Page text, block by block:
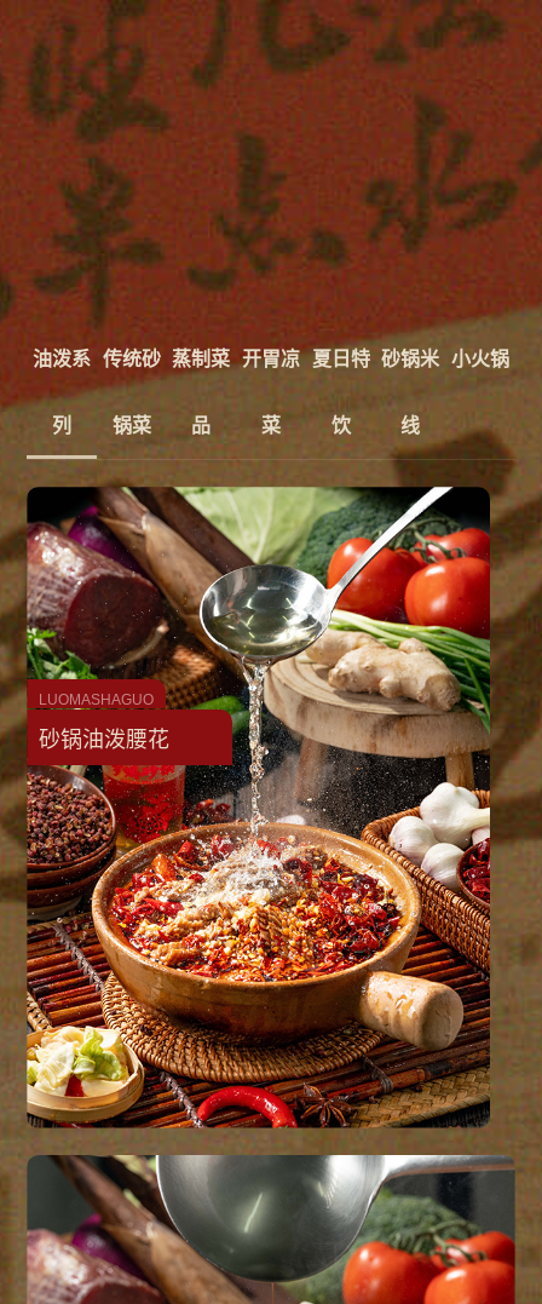
油泼系
列
传统砂
锅菜
蒸制菜
品
开胃凉
菜
夏日特
饮
砂锅米
线
小火锅
LUOMASHAGUO
砂锅油泼腰花